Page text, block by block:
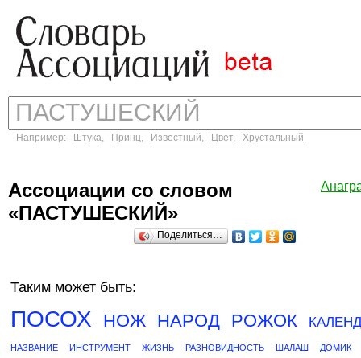
Например: Штука, Принц, Известный, Цвет, Хрустальный
Ассоциации со словом
«ПАСТУШЕСКИЙ»
Поделиться…
Таким может быть:
ПОСОХ НОЖ НАРОД РОЖОК
НАЗВАНИЕ ИНСТРУМЕНТ ЖИЗНЬ РАЗНОВИДНОСТЬ ШАЛАШ ДОМИК